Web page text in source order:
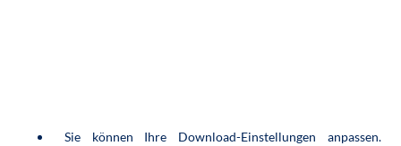
Sie können Ihre Download-Einstellungen anpassen.